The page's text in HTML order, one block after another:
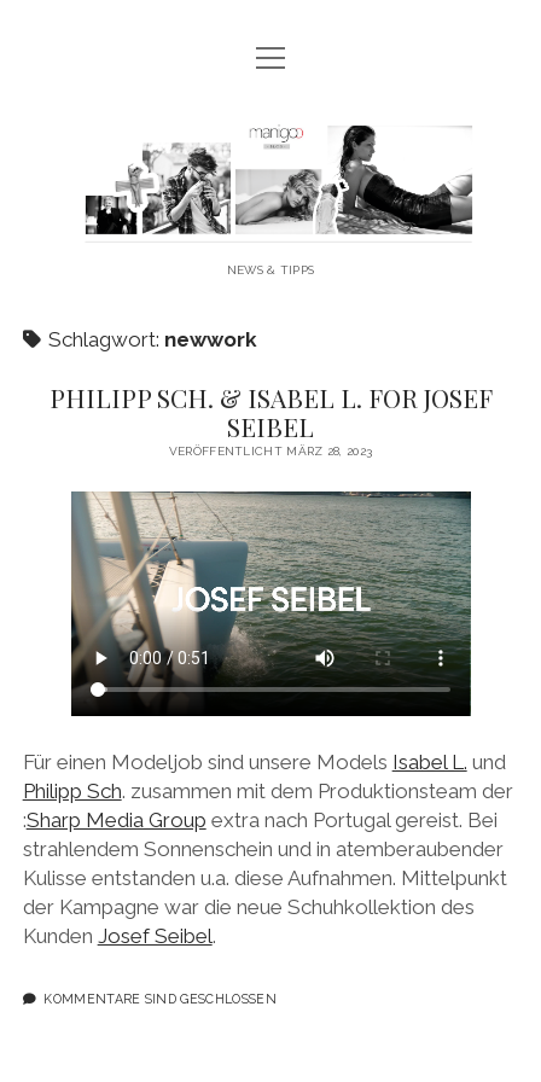
MANIGOO BLOG
MANIGOO MODELS
IMPRESSUM & DATENSCHUTZ
Menü
öffnen
Manigoo
NEWS & TIPPS
Schlagwort: newwork
PHILIPP SCH. & ISABEL L. FOR JOSEF
SEIBEL
VERÖFFENTLICHT MÄRZ 28, 2023
Für einen Modeljob sind unsere Models Isabel L. und
Philipp Sch. zusammen mit dem Produktionsteam der
:Sharp Media Group extra nach Portugal gereist. Bei
strahlendem Sonnenschein und in atemberaubender
Kulisse entstanden u.a. diese Aufnahmen. Mittelpunkt
der Kampagne war die neue Schuhkollektion des
Kunden Josef Seibel.
KOMMENTARE SIND GESCHLOSSEN